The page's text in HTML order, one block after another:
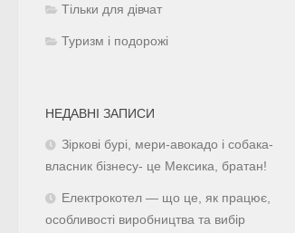
Тільки для дівчат
Туризм і подорожі
НЕДАВНІ ЗАПИСИ
Зіркові бурі, мери-авокадо і собака-
власник бізнесу- це Мексика, братан!
Електрокотел — що це, як працює,
особливості виробництва та вибір